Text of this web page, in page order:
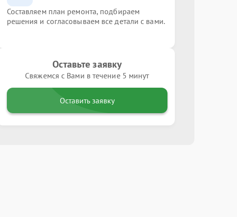
Составляем план ремонта, подбираем
решения и согласовываем все детали с вами.
Оставьте заявку
Свяжемся с Вами в течение 5 минут
Оставить заявку